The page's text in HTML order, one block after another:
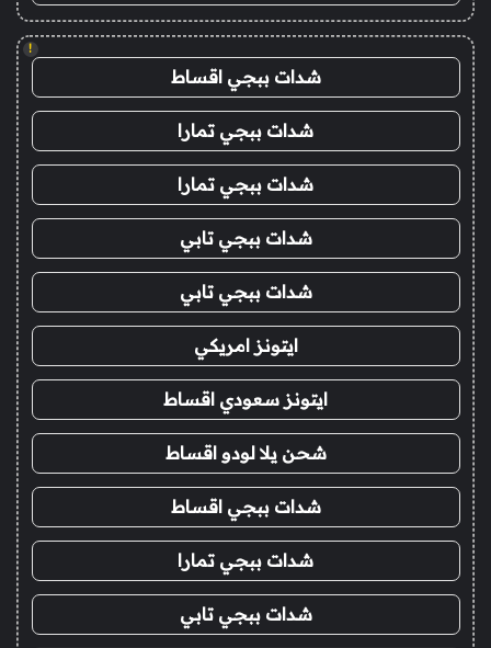
!
شدات ببجي اقساط
شدات ببجي تمارا
شدات ببجي تمارا
شدات ببجي تابي
شدات ببجي تابي
ايتونز امريكي
ايتونز سعودي اقساط
شحن يلا لودو اقساط
شدات ببجي اقساط
شدات ببجي تمارا
شدات ببجي تابي